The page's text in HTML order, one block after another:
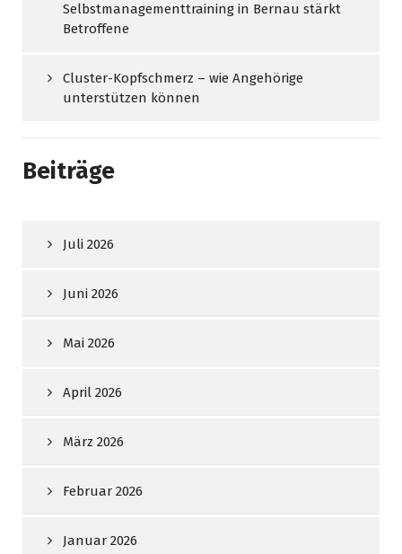
Selbstmanagementtraining in Bernau stärkt
Betroffene
Cluster-Kopfschmerz – wie Angehörige
unterstützen können
Beiträge
Juli 2026
Juni 2026
Mai 2026
April 2026
März 2026
Februar 2026
Januar 2026